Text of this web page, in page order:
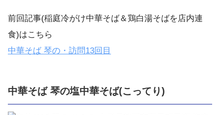
前回記事(稲庭冷がけ中華そば＆鶏白湯そばを店内連
食)はこちら
中華そば 琴の・訪問13回目
中華そば 琴の塩中華そば(こってり)